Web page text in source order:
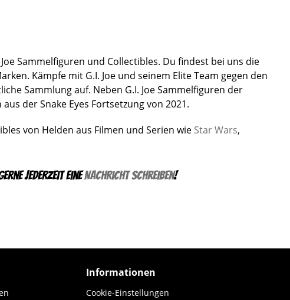
Sammelfiguren und Collectibles. Du findest bei uns die
Kämpfe mit G.I. Joe und seinem Elite Team gegen den
Sammlung auf. Neben G.I. Joe Sammelfiguren der
der Snake Eyes Fortsetzung von 2021.
von Helden aus Filmen und Serien wie Star Wars,
jederzeit eineNachricht schreiben!
Informationen
Cookie-Einstellungen